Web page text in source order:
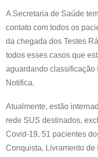
A Secretaria de Saúde
contato com todos os
da chegada dos Testes
todos esses casos que
aguardando classificação
Notifica.
Atualmente, estão
rede SUS destinados,
Covid-19, 51 pacientes
Conquista, Livramento